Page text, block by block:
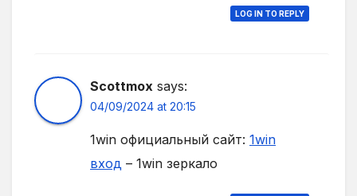
LOG IN TO REPLY
Scottmox says:
04/09/2024 at 20:15
1win официальный сайт: 1win
вход – 1win зеркало